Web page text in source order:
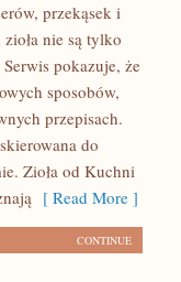
przekąsek i
nie są tylko
pokazuje, że
sposobów,
przepisach.
do
Zioła od Kuchni
[ Read More ]
CONTINUE